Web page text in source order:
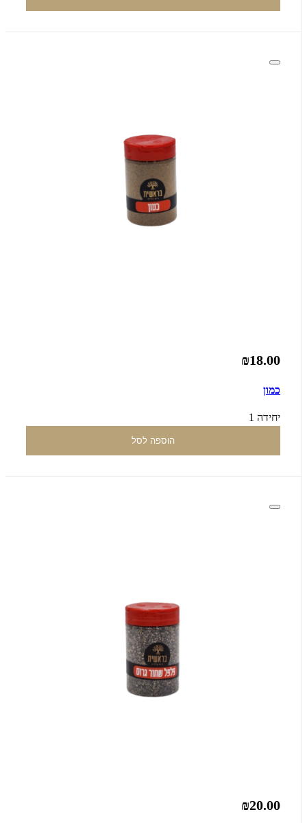
₪18.00
כמון
יחידה 1
הוספה לסל
₪20.00